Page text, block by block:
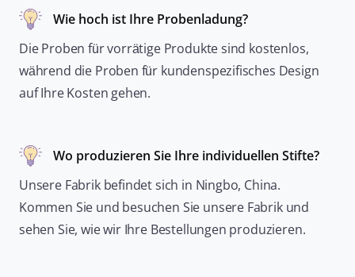
Wie hoch ist Ihre Probenladung?
Die Proben für vorrätige Produkte sind kostenlos,
während die Proben für kundenspezifisches Design
auf Ihre Kosten gehen.
Wo produzieren Sie Ihre individuellen Stifte?
Unsere Fabrik befindet sich in Ningbo, China.
Kommen Sie und besuchen Sie unsere Fabrik und
sehen Sie, wie wir Ihre Bestellungen produzieren.